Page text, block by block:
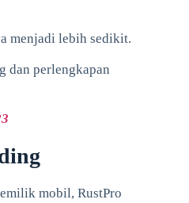
menjadi lebih sedikit.
dan perlengkapan
mobil, RustPro